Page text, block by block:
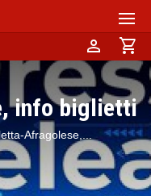
person shopping_cart
info biglietti
Afragolese,...